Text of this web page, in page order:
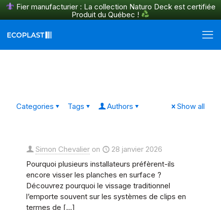
Fier manufacturier : La collection Naturo Deck est certifiée
Produit du Québec !
Categories Tags Authors Show all
Simon Chevalier on
28 janvier 2026
Pourquoi plusieurs installateurs préfèrent-ils
encore visser les planches en surface ?
Découvrez pourquoi le vissage traditionnel
l’emporte souvent sur les systèmes de clips en
termes de […]